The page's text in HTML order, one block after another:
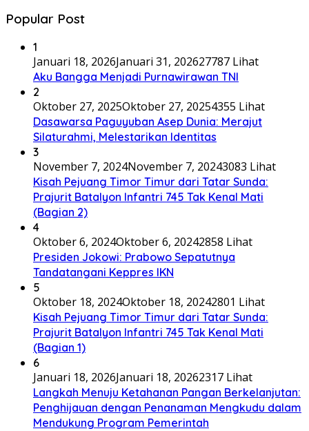
Popular Post
1
Januari 18, 2026Januari 31, 202627787 Lihat
Aku Bangga Menjadi Purnawirawan TNI
2
Oktober 27, 2025Oktober 27, 20254355 Lihat
Dasawarsa Paguyuban Asep Dunia: Merajut
Silaturahmi, Melestarikan Identitas
3
November 7, 2024November 7, 20243083 Lihat
Kisah Pejuang Timor Timur dari Tatar Sunda:
Prajurit Batalyon Infantri 745 Tak Kenal Mati
(Bagian 2)
4
Oktober 6, 2024Oktober 6, 20242858 Lihat
Presiden Jokowi: Prabowo Sepatutnya
Tandatangani Keppres IKN
5
Oktober 18, 2024Oktober 18, 20242801 Lihat
Kisah Pejuang Timor Timur dari Tatar Sunda:
Prajurit Batalyon Infantri 745 Tak Kenal Mati
(Bagian 1)
6
Januari 18, 2026Januari 18, 20262317 Lihat
Langkah Menuju Ketahanan Pangan Berkelanjutan:
Penghijauan dengan Penanaman Mengkudu dalam
Mendukung Program Pemerintah